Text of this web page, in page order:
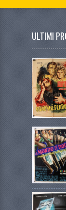
ULTIMI